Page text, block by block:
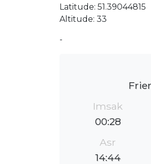
Latitude: 51.39044815
Altitude: 33
-
Imsak
00:28
Asr
14:44